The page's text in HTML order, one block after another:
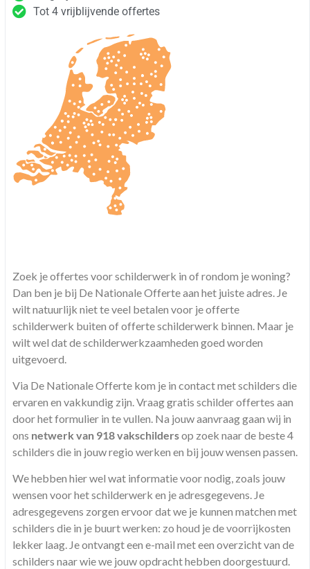
Tot 4 vrijblijvende offertes
Zoek je offertes voor schilderwerk in of rondom je woning?
Dan ben je bij De Nationale Offerte aan het juiste adres. Je
wilt natuurlijk niet te veel betalen voor je offerte
schilderwerk buiten of offerte schilderwerk binnen. Maar je
wilt wel dat de schilderwerkzaamheden goed worden
uitgevoerd.
Via De Nationale Offerte kom je in contact met schilders die
ervaren en vakkundig zijn. Vraag gratis schilder offertes aan
door het formulier in te vullen. Na jouw aanvraag gaan wij in
ons netwerk van 918 vakschildersop zoek naar de beste 4
schilders die in jouw regio werken en bij jouw wensen passen.
We hebben hier wel wat informatie voor nodig, zoals jouw
wensen voor het schilderwerk en je adresgegevens. Je
adresgegevens zorgen ervoor dat we je kunnen matchen met
schilders die in je buurt werken: zo houd je de voorrijkosten
lekker laag. Je ontvangt een e-mail met een overzicht van de
schilders naar wie we jouw opdracht hebben doorgestuurd.